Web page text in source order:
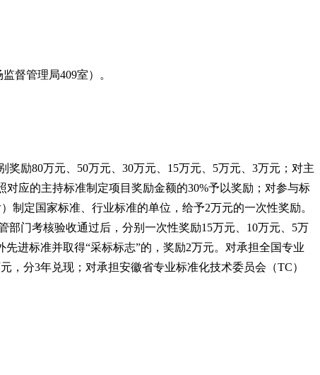
督管理局409室）。
励80万元、50万元、30万元、15万元、5万元、3万元；对主
应的主持标准制定项目奖励金额的30%予以奖励；对参与标
定国家标准、行业标准的单位，给予2万元的一次性奖励。
门考核验收通过后，分别一次性奖励15万元、10万元、5万
进标准并取得“采标标志”的，奖励2万元。对承担全国专业
，分3年兑现；对承担安徽省专业标准化技术委员会（TC）